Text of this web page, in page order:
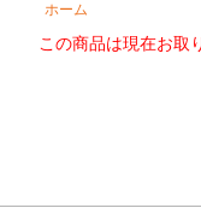
ホーム
この商品は現在お取